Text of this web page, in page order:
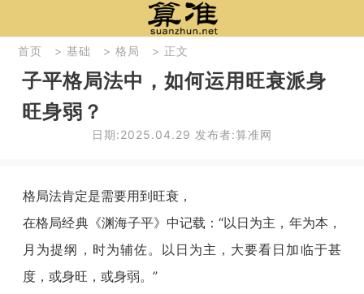
首页 > 基础 > 格局 > 正文
子平格局法中，如何运用旺衰派身
旺身弱？
日期:2025.04.29 发布者:算准网
格局法肯定是需要用到旺衰，
在格局经典《渊海子平》中记载：“以日为主，年为本，
月为提纲，时为辅佐。以日为主，大要看日加临于甚
度，或身旺，或身弱。”